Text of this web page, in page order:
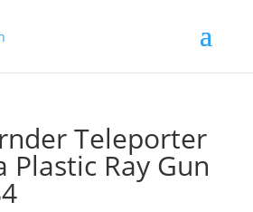
Teleporter
Plastic Ray Gun